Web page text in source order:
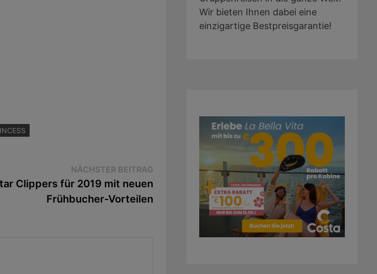
NÄCHSTER BEITRAGNächster
Beitrag:
Clippers für 2019 mit neuen
Frühbucher-Vorteilen
Wir bieten Ihnen dabei eine
einzigartige Bestpreisgarantie!